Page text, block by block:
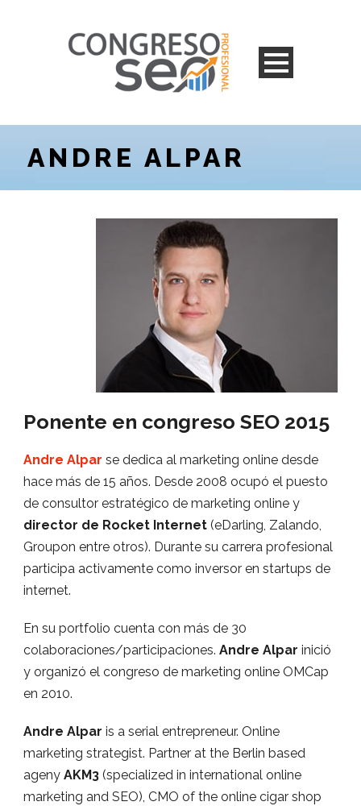
ANDRE ALPAR
Ponente en congreso SEO 2015
Andre Alpar se dedica al marketing online desde
hace más de 15 años. Desde 2008 ocupó el puesto
de consultor estratégico de marketing online y
director de Rocket Internet (eDarling, Zalando,
Groupon entre otros). Durante su carrera profesional
participa activamente como inversor en startups de
internet.
En su portfolio cuenta con más de 30
colaboraciones/participaciones. Andre Alpar inició
y organizó el congreso de marketing online OMCap
en 2010.
Andre Alpar is a serial entrepreneur. Online
marketing strategist. Partner at the Berlin based
ageny AKM3 (specialized in international online
marketing and SEO), CMO of the online cigar shop